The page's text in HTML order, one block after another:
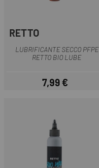
RETTO
LUBRIFICANTE SECCO PFPE
RETTO BIO LUBE
Prezzo
7,99 €